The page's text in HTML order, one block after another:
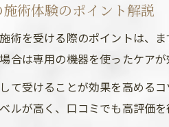
術体験のポイント解説
術を受ける際のポイントは、
合は専用の機器を使ったケア
て受けることが効果を高める
ルが高く、口コミでも高評価